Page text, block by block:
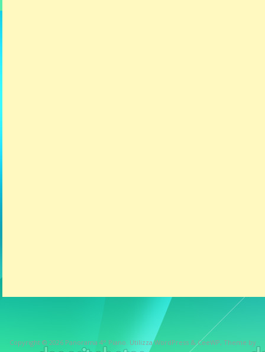
Copyright © 2026 Panorama 4° Piano. Utilizza WordPress&CeeWP, Theme by